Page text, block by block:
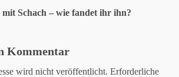
Schach – wie fandet ihr ihn?
Kommentar
wird nicht veröffentlicht. Erforderliche